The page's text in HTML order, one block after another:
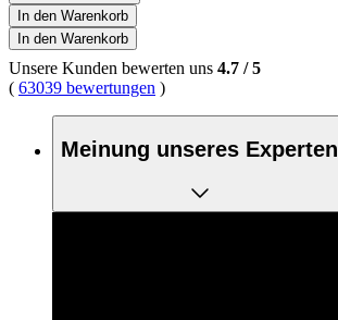
In den Warenkorb
In den Warenkorb
Unsere Kunden bewerten uns 4.7 /5
( 63039 bewertungen )
Meinung unseres Experten